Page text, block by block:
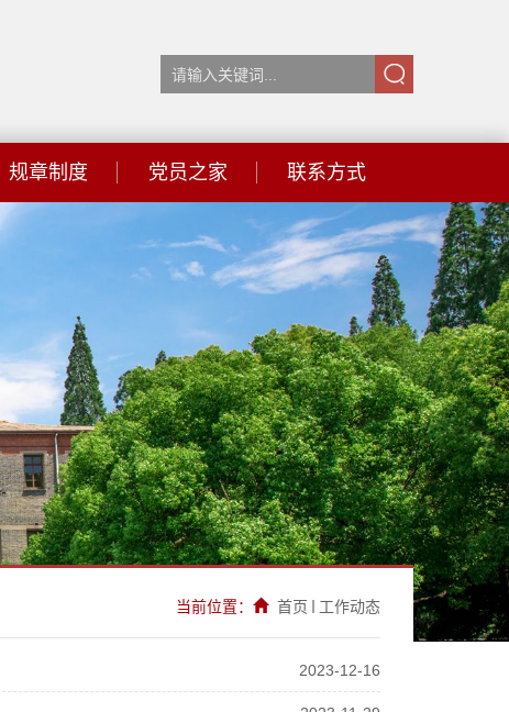
规章制度 党员之家 联系方式
当前位置： 首页 工作动态
2023-12-16